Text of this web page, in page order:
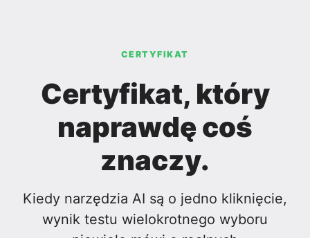
CERTYFIKAT
Certyfikat, który
naprawdę coś
znaczy.
Kiedy narzędzia AI są o jedno kliknięcie,
wynik testu wielokrotnego wyboru